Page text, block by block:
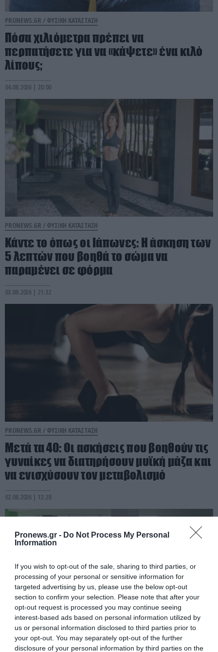
Pronews.gr - Do Not Process My Personal
Information
If you wish to opt-out of the sale, sharing to third parties, or
processing of your personal or sensitive information for
targeted advertising by us, please use the below opt-out
section to confirm your selection. Please note that after your
opt-out request is processed you may continue seeing
interest-based ads based on personal information utilized by
us or personal information disclosed to third parties prior to
your opt-out. You may separately opt-out of the further
disclosure of your personal information by third parties on the
PRONEWS.GR / ΦΥΣΙΚΗ ΚΑΤΑΣΤΑΣΗ
Πόσα χιλιόμετρα πρέπει να
περπατήσετε για να «κάψετε» ένα κιλό
λίπους;
04.08.2026 | 20:00
PRONEWS.GR / ΦΥΣΙΚΗ ΚΑΤΑΣΤΑΣΗ
Κάντε το όπως οι Ιάπωνες: Η άσκηση των
5 λεπτών που βοηθά το σώμα να
παραμένει σε φόρμα
03.08.2026 | 21:32
PRONEWS.GR / ΦΥΣΙΚΗ ΚΑΤΑΣΤΑΣΗ
Μετά τα 40: Οι ασκήσεις που βοηθούν τις
γυναίκες να διατηρήσουν μυϊκή μάζα και
να ενισχύσουν τον μεταβολισμό
02.08.2026 | 13:28
PRONEWS.GR /ΦΥΣΙΚΗ ΚΑΤΑΣΤΑΣΗ